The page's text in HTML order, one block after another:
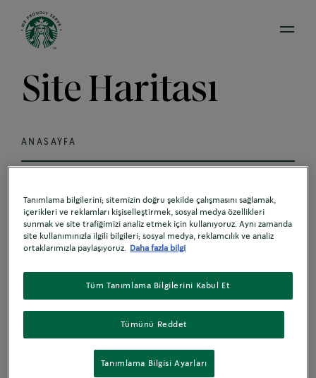
Site Haritası
ANASAYFA
KANALLAR
Tanımlama bilgilerini; sitemizin doğru şekilde çalışmasını sağlamak,
içerikleri ve reklamları kişiselleştirmek, sosyal medya özellikleri
sunmak ve site trafiğimizi analiz etmek için kullanıyoruz. Aynı zamanda
site kullanımınızla ilgili bilgileri; sosyal medya, reklamcılık ve analiz
ortaklarımızla paylaşıyoruz.
Daha fazla bilgi
Tümünü Reddet
Tüm Tanımlama Bilgilerini Kabul Et
Tanımlama Bilgisi Ayarları